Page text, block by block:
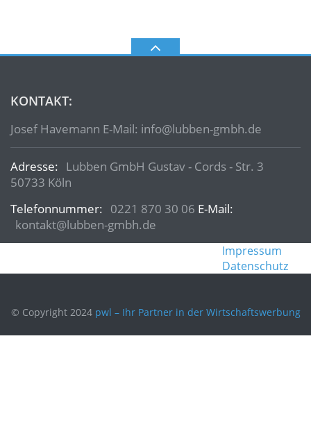
KONTAKT:
Josef Havemann E-Mail: info@lubben-gmbh.de
Adresse: Lubben GmbH Gustav - Cords - Str. 3
50733 Köln
Telefonnummer: 0221 870 30 06 E-Mail:
kontakt@lubben-gmbh.de
Impressum
Datenschutz
© Copyright 2024 pwl – Ihr Partner in der Wirtschaftswerbung